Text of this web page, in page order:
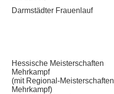
Darmstädter Frauenlauf
Hessische Meisterschaften
Mehrkampf
(mit Regional-Meisterschaften
Mehrkampf)